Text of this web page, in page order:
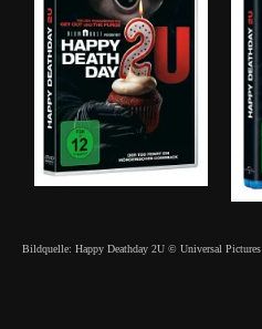
Bildquelle: Happy Deathday 2U © Universal Pictures